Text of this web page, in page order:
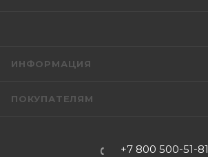
ИНФОРМАЦИЯ
ПОКУПАТЕЛЯМ
+7 800 500-51-81